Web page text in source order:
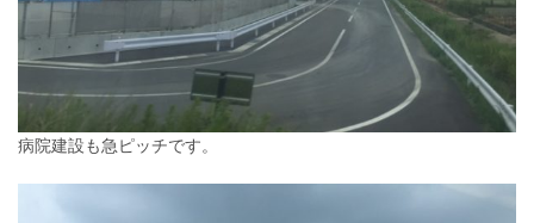
病院建設も急ピッチです。